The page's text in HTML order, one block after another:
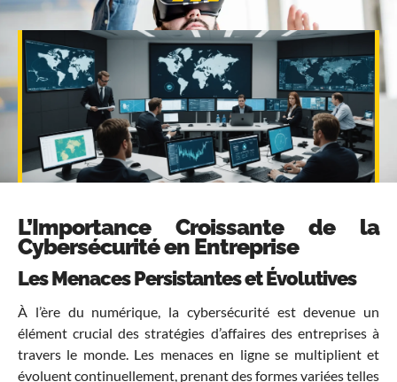
L’Importance Croissante de la
Cybersécurité en Entreprise
Les Menaces Persistantes et Évolutives
À l’ère du numérique, la cybersécurité est devenue un
élément crucial des stratégies d’affaires des entreprises à
travers le monde. Les menaces en ligne se multiplient et
évoluent continuellement, prenant des formes variées telles